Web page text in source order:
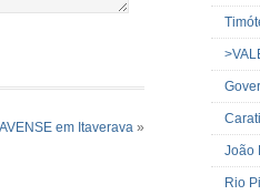
em Itaverava »
João
Rio